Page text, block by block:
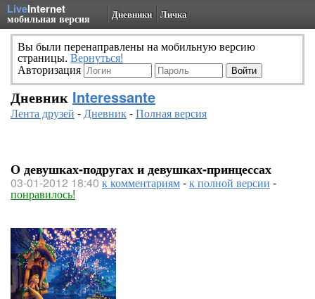
LiveInternet
мобильная версия Дневники Личка
Вы были перенаправлены на мобильную версию
страницы. Вернуться!
Авторизация
Дневник Interessante
Лента друзей -Дневник-Полная версия
О девушках-подругах и девушках-принцессах
03-01-2012 18:40 к комментариям-к полной версии -
понравилось!